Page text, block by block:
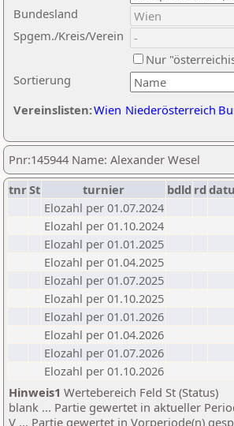
Sortierung
Bundesland
Spgem./Kreis/Verein
Nur
Vereinslisten:Wien Niederösterreich
Pnr:145944 Name: Alexander Wesel
tnrSt turnier bdld rd
Elozahl per 01.07.2024
Elozahl per 01.10.2024
Elozahl per 01.01.2025
Elozahl per 01.04.2025
Elozahl per 01.07.2025
Elozahl per 01.10.2025
Elozahl per 01.01.2026
Elozahl per 01.04.2026
Elozahl per 01.07.2026
Elozahl per 01.10.2026
Hinweis1 Wertebereich Feld St (Status)
blank ... Partie gewertet in aktueller
V ... Partie gewertet in Vorperiode(n)